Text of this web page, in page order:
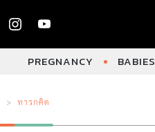
PREGNANCY BABIES
ทารกคิด